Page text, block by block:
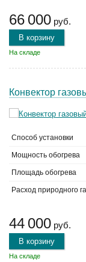
66 000 руб.
В корзину
На складе
Конвектор
Способ установки
Мощность обогрева
Площадь обогрева
Расход природного
44 000 руб.
В корзину
На складе